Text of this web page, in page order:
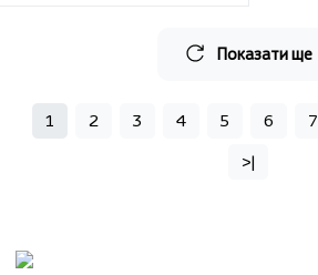
Показати ще
1 2 3 4 5 6 7
>|